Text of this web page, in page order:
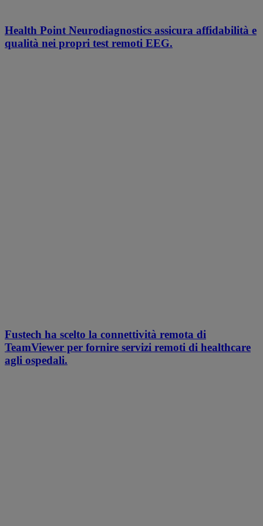
Health Point Neurodiagnostics assicura affidabilità e
qualità nei propri test remoti EEG.
Fustech ha scelto la connettività remota di
TeamViewer per fornire servizi remoti di healthcare
agli ospedali.